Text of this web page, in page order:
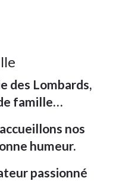
des Lombards,
famille…
nos
humeur.
passionné